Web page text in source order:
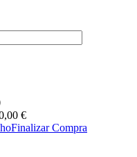
€
Finalizar Compra